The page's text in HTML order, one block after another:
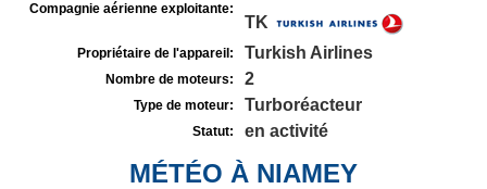
Compagnie aérienne exploitante:
TK
Propriétaire de l'appareil: Turkish Airlines
Nombre de moteurs: 2
Type de moteur: Turboréacteur
Statut: en activité
MÉTÉO À NIAMEY